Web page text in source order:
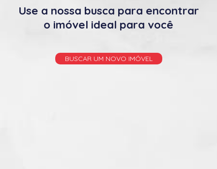
Use a nossa busca para encontrar
o imóvel ideal para você
BUSCAR UM NOVO IMÓVEL